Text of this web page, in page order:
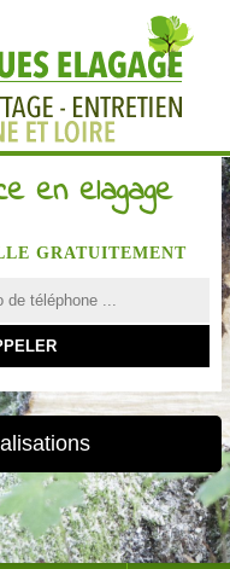
en elagage
GRATUITEMENT